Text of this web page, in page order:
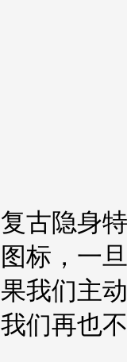
复古隐身
图标，一
果我们主
我们再也